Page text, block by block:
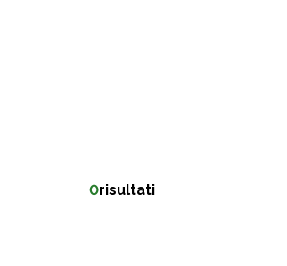
0risultati